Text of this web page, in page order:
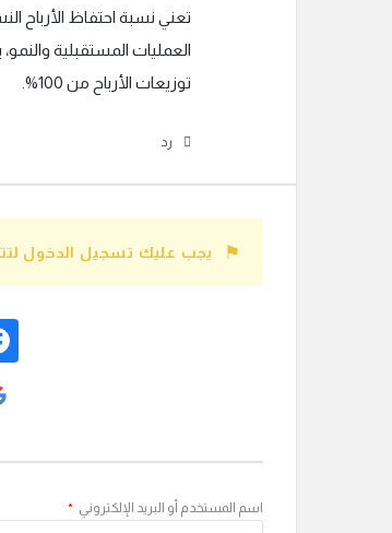
تعني نسبة احتفاظ الأرباح
العمليات المستقبلية
توزيعات الأرباح من 100%.
رد
يجب عليك تسجيل الدخول
اسم المستخدم أو البريد الإلكتروني *